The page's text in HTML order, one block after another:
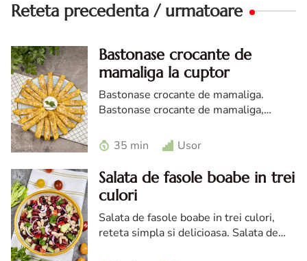
Reteta precedenta / urmatoare
Bastonase crocante de
mamaliga la cuptor
Bastonase crocante de mamaliga.
Bastonase crocante de mamaliga,
35 min
Usor
Salata de fasole boabe in trei
culori
Salata de fasole boabe in trei culori,
reteta simpla si delicioasa. Salata de